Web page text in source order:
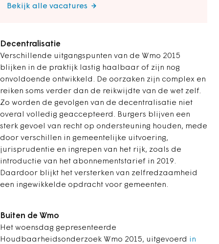
Bekijk alle vacatures
Decentralisatie
Verschillende uitgangspunten van de Wmo 2015
blijken in de praktijk lastig haalbaar of zijn nog
onvoldoende ontwikkeld. De oorzaken zijn complex en
reiken soms verder dan de reikwijdte van de wet zelf.
Zo worden de gevolgen van de decentralisatie niet
overal volledig geaccepteerd. Burgers blijven een
sterk gevoel van recht op ondersteuning houden, mede
door verschillen in gemeentelijke uitvoering,
jurisprudentie en ingrepen van het rijk, zoals de
introductie van het abonnementstarief in 2019.
Daardoor blijkt het versterken van zelfredzaamheid
een ingewikkelde opdracht voor gemeenten.
Buiten de Wmo
Het woensdag gepresenteerde
Houdbaarheidsonderzoek Wmo 2015, uitgevoerd in